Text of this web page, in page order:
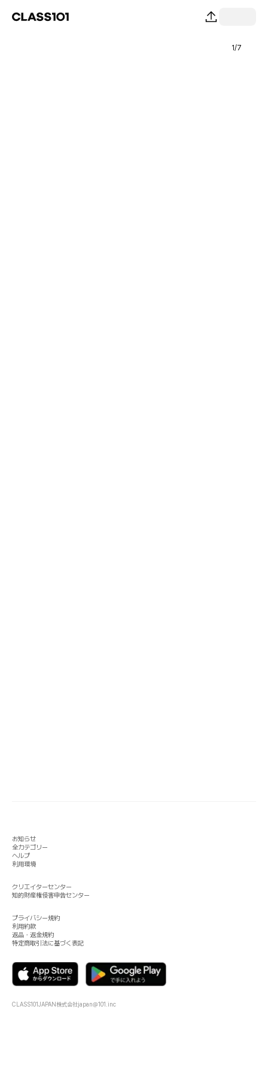
1/7
お知らせ
全カテゴリー
ヘルプ
利用環境
クリエイターセンター
知的財産権侵害申告センター
プライバシー規約
利用約款
返品・返金規約
特定商取引法に基づく表記
CLASS101JAPAN株式会社japan@101.inc